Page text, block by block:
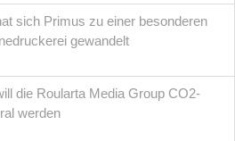
sich Primus zu einer besonderen
gewandelt
die Roularta Media Group CO2-
werden